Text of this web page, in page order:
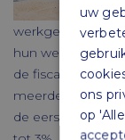
werkgevers
hun werknemers
de fiscale
meerdere. In het
de eerste €
uw
ons
op